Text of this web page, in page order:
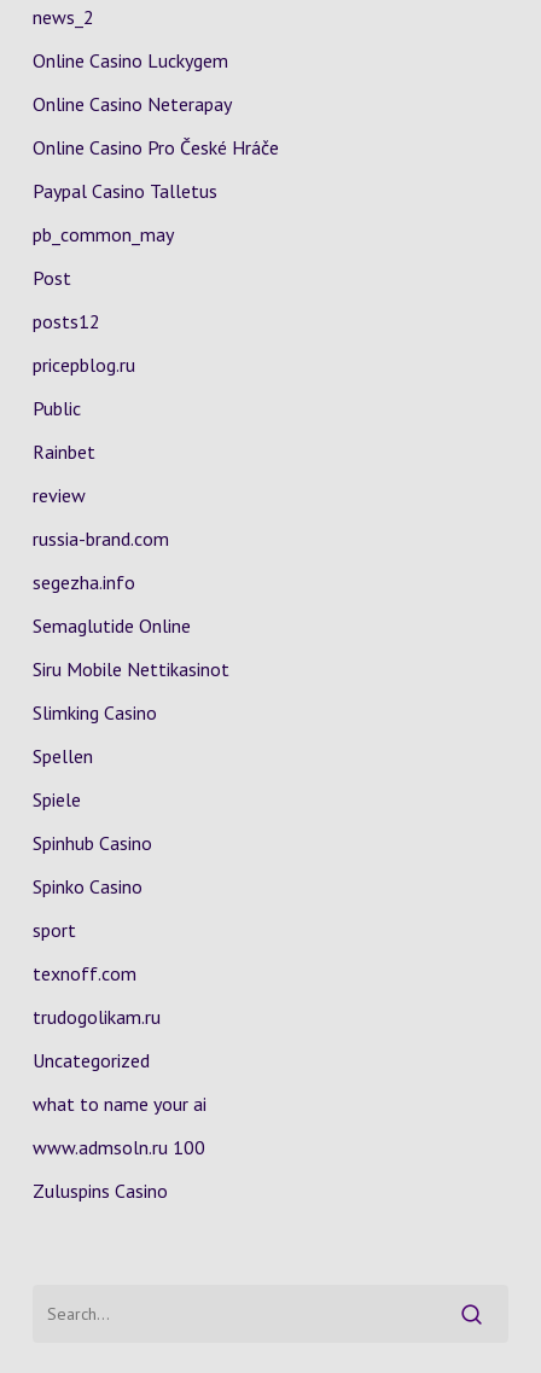
news_2
Online Casino Luckygem
Online Casino Neterapay
Online Casino Pro České Hráče
Paypal Casino Talletus
pb_common_may
Post
posts12
pricepblog.ru
Public
Rainbet
review
russia-brand.com
segezha.info
Semaglutide Online
Siru Mobile Nettikasinot
Slimking Casino
Spellen
Spiele
Spinhub Casino
Spinko Casino
sport
texnoff.com
trudogolikam.ru
Uncategorized
what to name your ai
www.admsoln.ru 100
Zuluspins Casino